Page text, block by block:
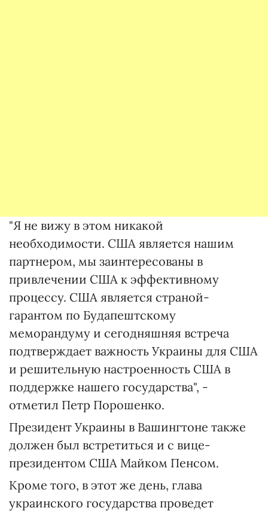
"Я не вижу в этом никакой
необходимости. США является нашим
партнером, мы заинтересованы в
привлечении США к эффективному
процессу. США является страной-
гарантом по Будапештскому
меморандуму и сегодняшняя встреча
подтверждает важность Украины для США
и решительную настроенность США в
поддержке нашего государства", -
отметил Петр Порошенко.
Президент Украины в Вашингтоне также
должен был встретиться и с вице-
президентом США Майком Пенсом.
Кроме того, в этот же день, глава
украинского государства проведет